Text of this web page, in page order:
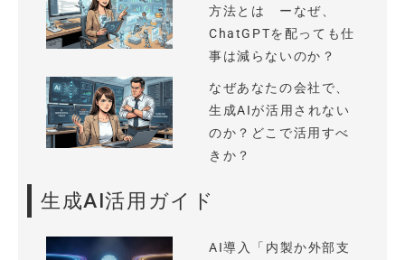
方法とは ーなぜ、
ChatGPTを配っても仕
事は減らないのか？
なぜあなたの会社で、
生成AIが活用されない
のか？どこで活用すべ
きか？
生成AI活用ガイド
AI導入「内製か外部支